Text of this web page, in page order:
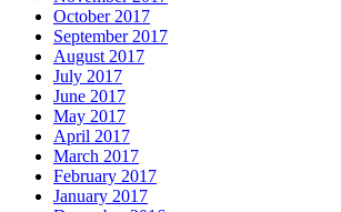
October 2017
September 2017
August 2017
July 2017
June 2017
May 2017
April 2017
March 2017
February 2017
January 2017